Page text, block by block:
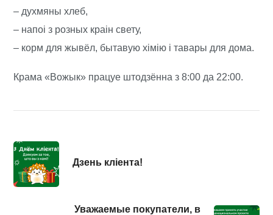
– духмяны хлеб,
– напоі з розных краін свету,
– корм для жывёл, бытавую хімію і тавары для дома.
Крама «Вожык» працуе штодзённа з 8:00 да 22:00.
Дзень кліента!
Уважаемые покупатели, в